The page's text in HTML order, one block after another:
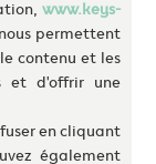
de
www.keys-
permettent
contenu et les
et d'offrir une
en cliquant
également